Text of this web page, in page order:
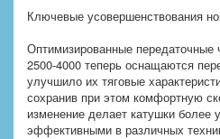
Ключевые усовершенствования
Оптимизированные
2500-4000 теперь оснащаются
улучшило их тяговые
сохранив при этом комфортную
изменение делает катушки более
эффективными в различных